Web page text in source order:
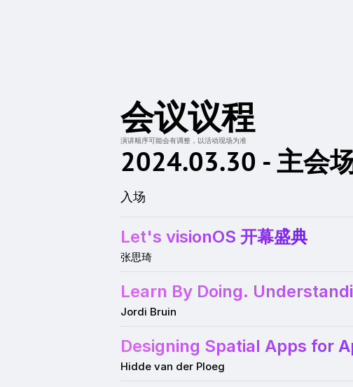
会议议程
演讲顺序可能会有调整，以活动现场为准
2024.03.30 - 主会
入场
Let's visionOS 开幕盛典
张思琦
Learn By Doing.
Jordi Bruin
Designing Spatial Apps for
Hidde van der Ploeg